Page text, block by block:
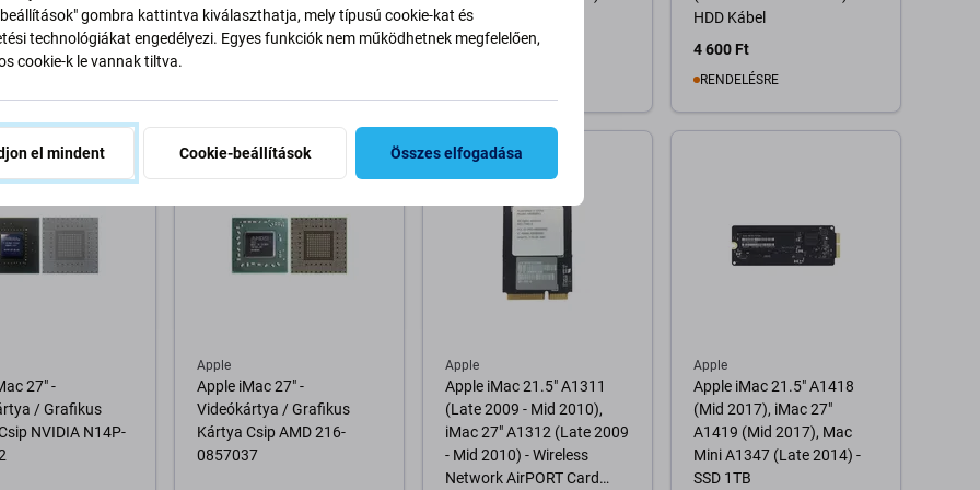
Kosárba
Ventilátor
3 600 Ft
Kosárba
Tápegység (310W)
28 040 Ft
Kosárba
HDD Kábel
4 600 Ft
RENDELÉSRE
27" -
/ Grafikus
NVIDIA N14P-
Apple
Apple iMac 27" -
Videókártya / Grafikus
Kártya Csip AMD 216-
0857037
Apple
Apple iMac 21.5" A1311
(Late 2009 - Mid 2010),
iMac 27" A1312 (Late 2009
- Mid 2010) - Wireless
Network AirPORT Card
Apple
Apple iMac 21.5" A1418
(Mid 2017), iMac 27"
A1419 (Mid 2017), Mac
Mini A1347 (Late 2014) -
SSD 1TB
beállítások" gombra kattintva kiválaszthatja, mely típusú cookie-kat és
technológiákat engedélyezi. Egyes funkciók nem működhetnek megfelelően,
cookie-k le vannak tiltva.
el mindent Cookie-beállítások Összes elfogadása